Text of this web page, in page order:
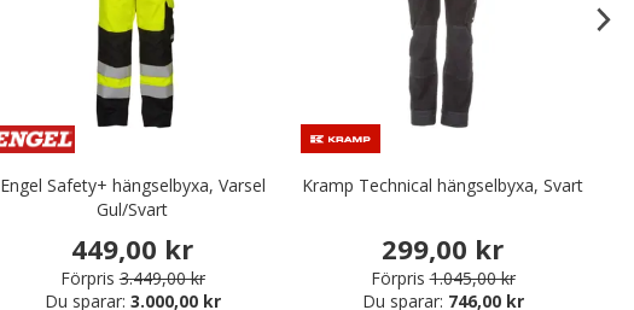
Engel Safety+ hängselbyxa, Varsel
Gul/Svart
449,00 kr
Förpris 3.449,00 kr
Du sparar: 3.000,00 kr
Kramp Technical hängselbyxa, Svart
299,00 kr
Förpris 1.045,00 kr
Du sparar: 746,00 kr